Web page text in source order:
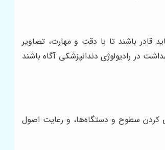
قادر باشند تا با دقت و مهارت، تصاویر
در رادیولوژی دندانپزشکی آگاه باشند
کردن سطوح و دستگاه‌ها، و رعایت اصول